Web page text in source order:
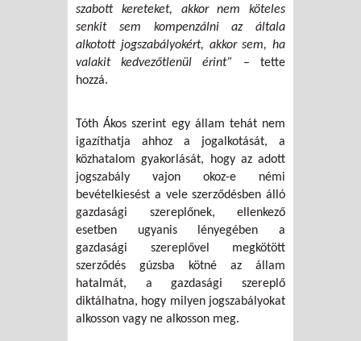
szabott kereteket, akkor nem köteles
senkit sem kompenzálni az általa
alkotott jogszabályokért, akkor sem, ha
valakit kedvezőtlenül érint”
– tette
hozzá.
Tóth Ákos szerint egy állam tehát nem
igazíthatja ahhoz a jogalkotását, a
közhatalom gyakorlását, hogy az adott
jogszabály vajon okoz-e némi
bevételkiesést a vele szerződésben álló
gazdasági szereplőnek, ellenkező
esetben ugyanis lényegében a
gazdasági szereplővel megkötött
szerződés gúzsba kötné az állam
hatalmát, a gazdasági szereplő
diktálhatna, hogy milyen jogszabályokat
alkosson vagy ne alkosson meg.